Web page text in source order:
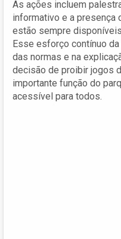
As ações incluem
informativo e a presença
estão sempre
Esse esforço contínuo
das normas e na
decisão de proibir jogos
importante função do
acessível para todos.